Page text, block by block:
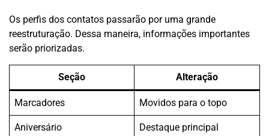
Os perfis dos contatos passarão por uma grande
reestruturação. Dessa maneira, informações importantes
serão priorizadas.
Seção Alteração
Marcadores Movidos para o topo
Aniversário Destaque principal